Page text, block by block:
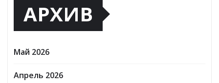
АРХИВ
Май 2026
Апрель 2026